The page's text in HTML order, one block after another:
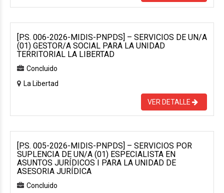
[P.S. 006-2026-MIDIS-PNPDS] – SERVICIOS DE UN/A
(01) GESTOR/A SOCIAL PARA LA UNIDAD
TERRITORIAL LA LIBERTAD
Concluido
La Libertad
VER DETALLE
[P.S. 005-2026-MIDIS-PNPDS] – SERVICIOS POR
SUPLENCIA DE UN/A (01) ESPECIALISTA EN
ASUNTOS JURÍDICOS I PARA LA UNIDAD DE
ASESORIA JURÍDICA
Concluido